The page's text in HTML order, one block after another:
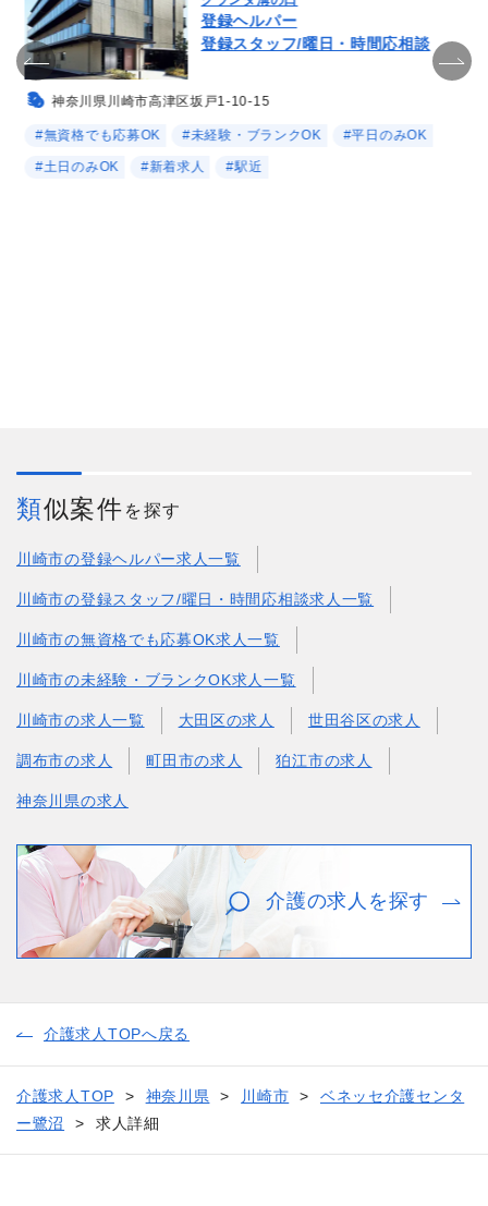
登録ヘルパー
登録スタッフ/曜日・時間応相談
神奈川県川崎市高津区坂戸1-10-15
#無資格でも応募OK #未経験・ブランクOK #平日のみOK
#土日のみOK #新着求人 #駅近
類似案件 を探す
川崎市の登録ヘルパー求人一覧
川崎市の登録スタッフ/曜日・時間応相談求人一覧
川崎市の無資格でも応募OK求人一覧
川崎市の未経験・ブランクOK求人一覧
川崎市の求人一覧 大田区の求人 世田谷区の求人
調布市の求人 町田市の求人 狛江市の求人
神奈川県の求人
介護の求人を探す
介護求人TOPへ戻る
介護求人TOP 神奈川県 川崎市
ベネッセ介護センタ
ー鷺沼
求人詳細